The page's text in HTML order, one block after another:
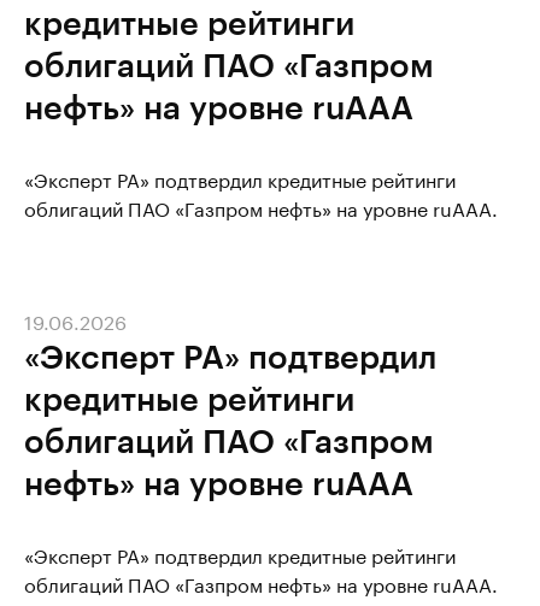
кредитные рейтинги
облигаций ПАО «Газпром
нефть» на уровне ruAAA
«Эксперт РА» подтвердил кредитные рейтинги
облигаций ПАО «Газпром нефть» на уровне ruAAA.
«Эксперт РА» подтвердил
кредитные рейтинги
облигаций ПАО «Газпром
нефть» на уровне ruAAA
19.06.2026
«Эксперт РА» подтвердил кредитные рейтинги
облигаций ПАО «Газпром нефть» на уровне ruAAA.